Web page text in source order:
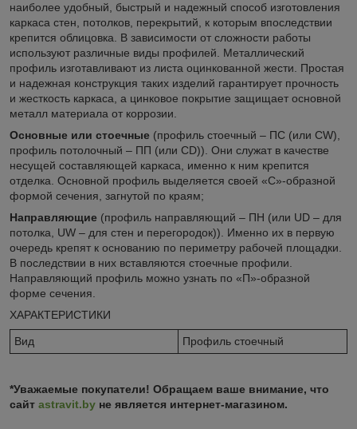
наиболее удобный, быстрый и надежный способ изготовления
каркаса стен, потолков, перекрытий, к которым впоследствии
крепится облицовка. В зависимости от сложности работы
используют различные виды профилей. Металлический
профиль изготавливают из листа оцинкованной жести. Простая
и надежная конструкция таких изделий гарантирует прочность
и жесткость каркаса, а цинковое покрытие защищает основной
металл материала от коррозии.
Основные или стоечные (профиль стоечный – ПС (или CW),
профиль потолочный – ПП (или CD)). Они служат в качестве
несущей составляющей каркаса, именно к ним крепится
отделка. Основной профиль выделяется своей «С»-образной
формой сечения, загнутой по краям;
Направляющие (профиль направляющий – ПН (или UD – для
потолка, UW – для стен и перегородок)). Именно их в первую
очередь крепят к основанию по периметру рабочей площадки.
В последствии в них вставляются стоечные профили.
Направляющий профиль можно узнать по «П»-образной
форме сечения.
ХАРАКТЕРИСТИКИ
Вид Профиль стоечный
*Уважаемые покупатели! Обращаем ваше внимание, что
сайт astravit.by не является интернет-магазином.